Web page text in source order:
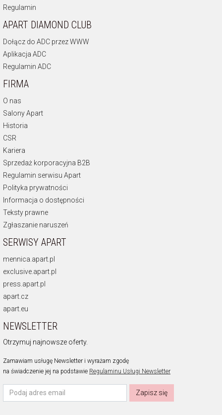
Regulamin
APART DIAMOND CLUB
Dołącz do ADC przez WWW
Aplikacja ADC
Regulamin ADC
FIRMA
O nas
Salony Apart
Historia
CSR
Kariera
Sprzedaż korporacyjna B2B
Regulamin serwisu Apart
Polityka prywatności
Informacja o dostępności
Teksty prawne
Zgłaszanie naruszeń
SERWISY APART
mennica.apart.pl
exclusive.apart.pl
press.apart.pl
apart.cz
apart.eu
NEWSLETTER
Otrzymuj najnowsze oferty.
Zamawiam usługę Newsletter i wyrażam zgodę
na świadczenie jej na podstawie Regulaminu Usługi Newsletter
Zapisz się